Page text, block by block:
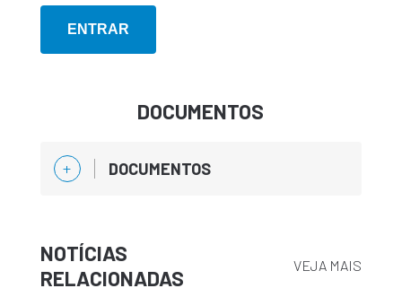
DOCUMENTOS
DOCUMENTOS
NOTÍCIAS
RELACIONADAS
VEJA MAIS